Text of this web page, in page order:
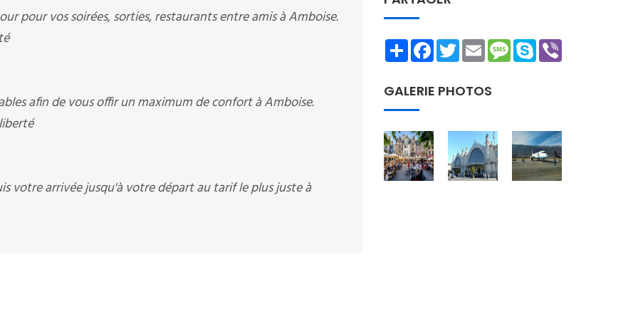
pour vos soirées, sorties, restaurants entre amis à Amboise.
afin de vous offir un maximum de confort à Amboise.
votre arrivée jusqu'à votre départ au tarif le plus juste à
ShareFacebookTwitterEmailMessage
Skype
GALERIE PHOTOS